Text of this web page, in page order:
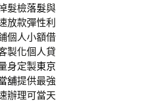
髮檢落髮與
放款彈性利
個人小額借
製化個人貸
身定製東京
舖提供最強
辦理可當天